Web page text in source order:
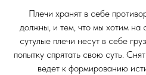
Плечи хранят в себе
должны, и тем, что мы хотим
сутулые плечи несут в себе
попытку спрятать свою суть.
ведет к формированию